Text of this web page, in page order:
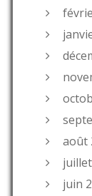
août
juin